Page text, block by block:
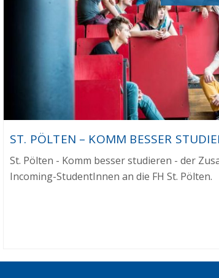
ST. PÖLTEN – KOMM BESSER
St. Pölten - Komm besser studieren - der
Incoming-StudentInnen an die FH St. Pölten.